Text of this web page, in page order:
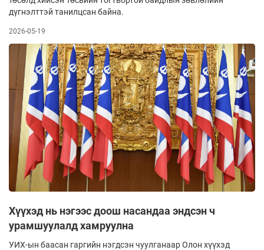
дүгнэлттэй танилцсан байна.
2026-05-19
Хүүхэд нь нэгээс доош насандаа эндсэн ч
урамшуулалд хамруулна
УИХ-ын баасан гаргийн нэгдсэн чуулганаар Олон хүүхэд